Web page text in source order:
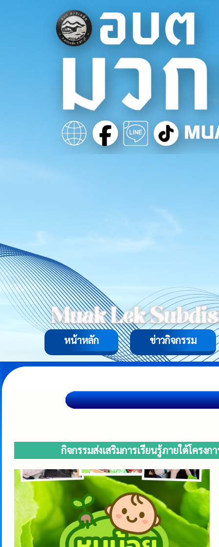
หน้าหลัก ข่าวกิจกรรม
กิจกรรมส่งเสริมการเรียนรู้ภายใต้โคร